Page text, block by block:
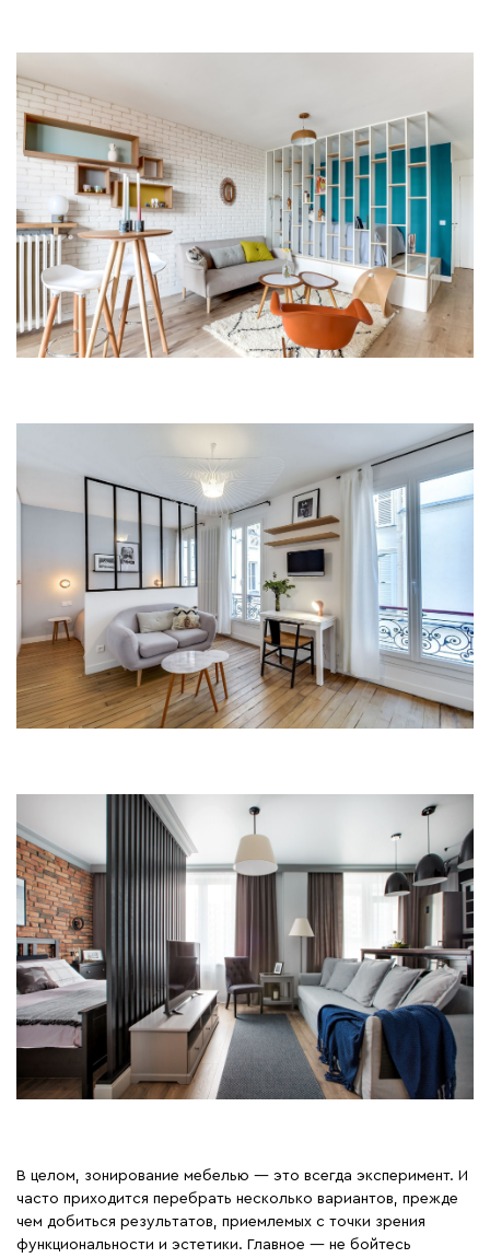
В целом, зонирование мебелью — это всегда эксперимент. И
часто приходится перебрать несколько вариантов, прежде
чем добиться результатов, приемлемых с точки зрения
функциональности и эстетики. Главное — не бойтесь